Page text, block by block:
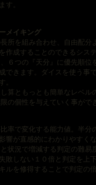
す。
メイキング
を組み合わせ、自由配分
作成することのできるシステ
６つの『天分』に優先順位
できます。ダイスを使う事
。
ともっとも簡単なレベル
個性を与えていく事がで
率で変化する能力値。半分
響が直感的にわかりやすくな
状況で増減する判定の難易
敗しない１０倍と判定を上
ルを修得することで判定の